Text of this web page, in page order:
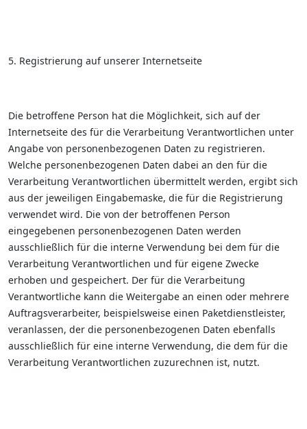
5. Registrierung auf unserer Internetseite
Die betroffene Person hat die Möglichkeit, sich auf der
Internetseite des für die Verarbeitung Verantwortlichen unter
Angabe von personenbezogenen Daten zu registrieren.
Welche personenbezogenen Daten dabei an den für die
Verarbeitung Verantwortlichen übermittelt werden, ergibt sich
aus der jeweiligen Eingabemaske, die für die Registrierung
verwendet wird. Die von der betroffenen Person
eingegebenen personenbezogenen Daten werden
ausschließlich für die interne Verwendung bei dem für die
Verarbeitung Verantwortlichen und für eigene Zwecke
erhoben und gespeichert. Der für die Verarbeitung
Verantwortliche kann die Weitergabe an einen oder mehrere
Auftragsverarbeiter, beispielsweise einen Paketdienstleister,
veranlassen, der die personenbezogenen Daten ebenfalls
ausschließlich für eine interne Verwendung, die dem für die
Verarbeitung Verantwortlichen zuzurechnen ist, nutzt.